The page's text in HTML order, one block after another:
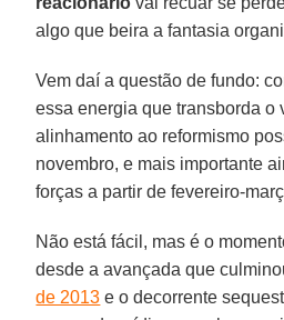
algo que beira a fantasia
Vem daí a questão de fundo:
essa energia que transborda o
alinhamento ao reformismo
novembro, e mais importante
forças a partir de fevereiro-
Não está fácil, mas é o
desde a avançada que
de 2013 e o decorrente